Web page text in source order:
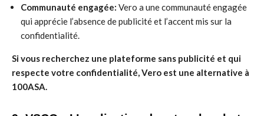
Communauté engagée: Vero a une communauté engagée
qui apprécie l’absence de publicité et l’accent mis sur la
confidentialité.
Si vous recherchez une plateforme sans publicité et qui
respecte votre confidentialité, Vero est une alternative à
100ASA.